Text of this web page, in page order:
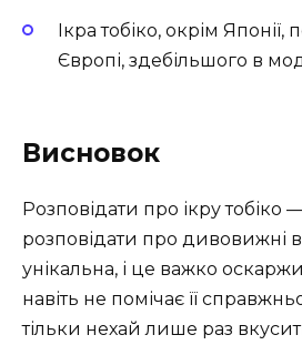
Ікра тобіко, окрім
Європі, здебільшого в
Висновок
Розповідати про ікру тобіко
розповідати про дивовижні
унікальна, і це важко
навіть не помічає її
тільки нехай лише раз